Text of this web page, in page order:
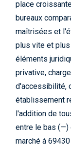
place
bureaux
maîtrisées et
plus vite et
éléments
privative,
d'accessibilité,
établissement
l'addition de
entre le bas (—)
marché à